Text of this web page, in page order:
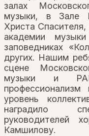
залах
музыки, в Зале
Христа
академии
заповедниках
других. Нашим
сцене
музыки и
уровень
наградило
руководителей
Камшилову.